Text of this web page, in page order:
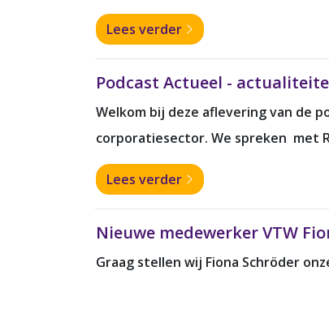
Lees verder
Podcast Actueel -
Welkom bij deze aflevering van de
corporatiesector. We spreken met
Lees verder
Nieuwe medewerker VTW
Graag stellen wij Fiona Schröder